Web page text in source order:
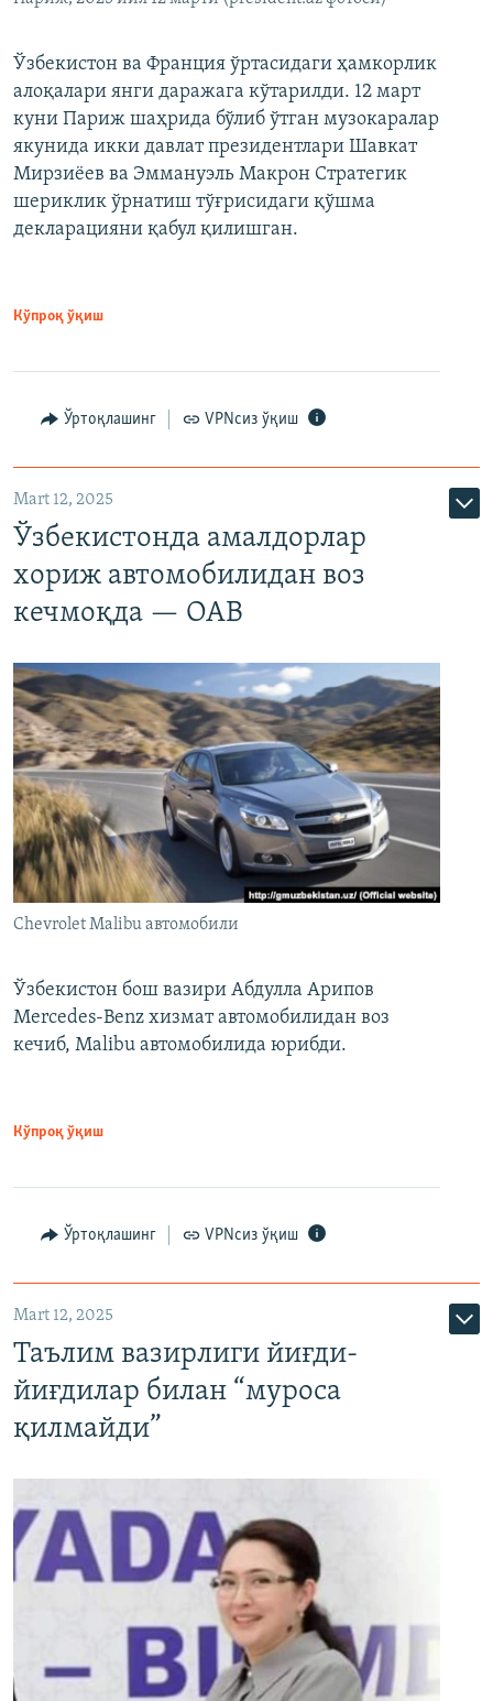
Ўзбекистон ва Франция ўртасидаги ҳамкорлик
алоқалари янги даражага кўтарилди. 12 март
куни Париж шаҳрида бўлиб ўтган музокаралар
якунида икки давлат президентлари Шавкат
Мирзиёев ва Эммануэль Макрон Стратегик
шериклик ўрнатиш тўғрисидаги қўшма
декларацияни қабул қилишган.
Кўпроқ ўқиш
Ўртоқлашинг VPNсиз ўқиш
Mart 12, 2025
Ўзбекистонда амалдорлар
хориж автомобилидан воз
кечмоқда — ОАВ
Chevrolet Malibu автомобили
Ўзбекистон бош вазири Абдулла Арипов
Mercedes-Benz хизмат автомобилидан воз
кечиб, Malibu автомобилида юрибди.
Кўпроқ ўқиш
Ўртоқлашинг VPNсиз ўқиш
Mart 12, 2025
Таълим вазирлиги йиғди-
йиғдилар билан “муроса
қилмайди”